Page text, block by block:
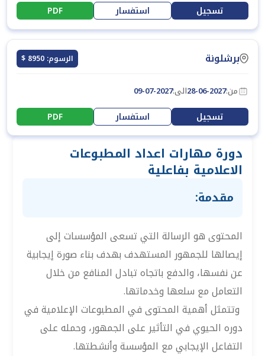
تسجيل استفسار PDF
برشلونة الرسوم: 8950 $
من:28-06-2027الى:09-07-2027
تسجيل استفسار PDF
دورة مهارات اعداد المطبوعات
الاعلامية بفاعلية
مقدمة:
المحتوى هو الرسالة التي تسعى المؤسسات إلى
إيصالها للجمهور المستهدف بهدف بناء صورة إيجابية
عن نفسها، والدفع باتجاه تبادل المنافع من خلال
التعامل مع سلعها وخدماتها.
وتتمثل أهمية المحتوى في المطبوعات الإعلامية في
دوره الحيوي في التأثير على الجمهور، وحمله على
التفاعل الإيجابي مع المؤسسة وأنشطتها.